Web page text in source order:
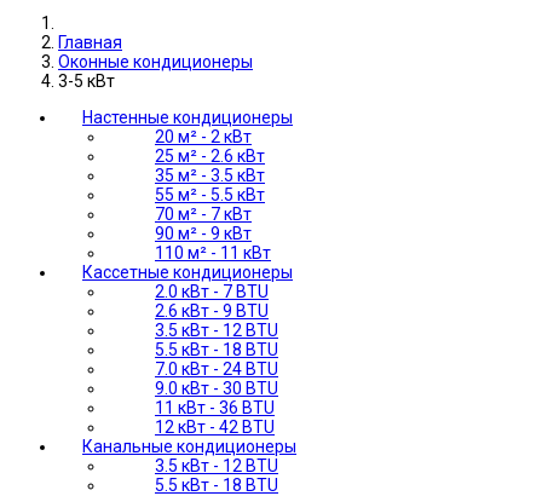
Главная
Оконные кондиционеры
3-5 кВт
Настенные кондиционеры
20 м² - 2 кВт
25 м² - 2.6 кВт
35 м² - 3.5 кВт
55 м² - 5.5 кВт
70 м² - 7 кВт
90 м² - 9 кВт
110 м² - 11 кВт
Кассетные кондиционеры
2.0 кВт - 7 BTU
2.6 кВт - 9 BTU
3.5 кВт - 12 BTU
5.5 кВт - 18 BTU
7.0 кВт - 24 BTU
9.0 кВт - 30 BTU
11 кВт - 36 BTU
12 кВт - 42 BTU
Канальные кондиционеры
3.5 кВт - 12 BTU
5.5 кВт - 18 BTU